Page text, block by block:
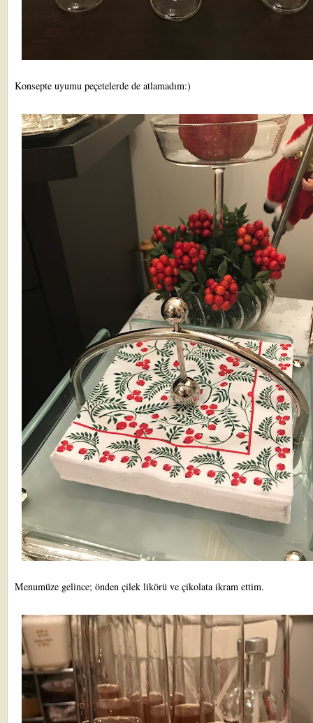
Konsepte uyumu peçetelerde de atlamadım:)
Menumüze gelince; önden çilek likörü ve çikolata ikram ettim.